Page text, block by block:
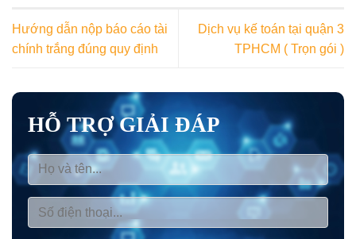
Hướng dẫn nộp báo cáo tài
chính trắng đúng quy định
Dịch vụ kế toán tại quận 3
TPHCM ( Trọn gói )
HỖ TRỢ GIẢI ĐÁP